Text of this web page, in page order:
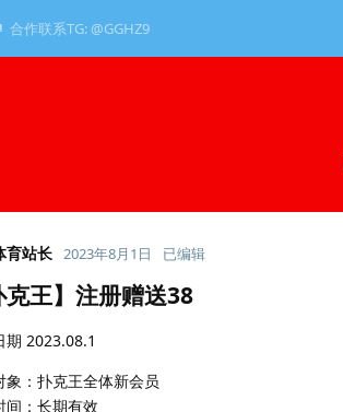
合作联系TG: @GGHZ9
育站长 2023年8月1日 已编辑
克王】注册赠送38
期 2023.08.1
象：扑克王全体新会员
间：长期有效